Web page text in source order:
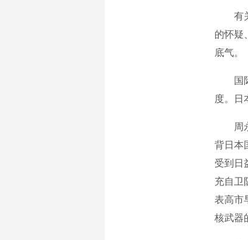
有关
的怀疑
底气。
国际
度。日
周永
背日本
受到日
充自卫
表高市
核武器